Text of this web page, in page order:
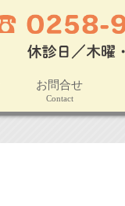
お問合せ
Contact